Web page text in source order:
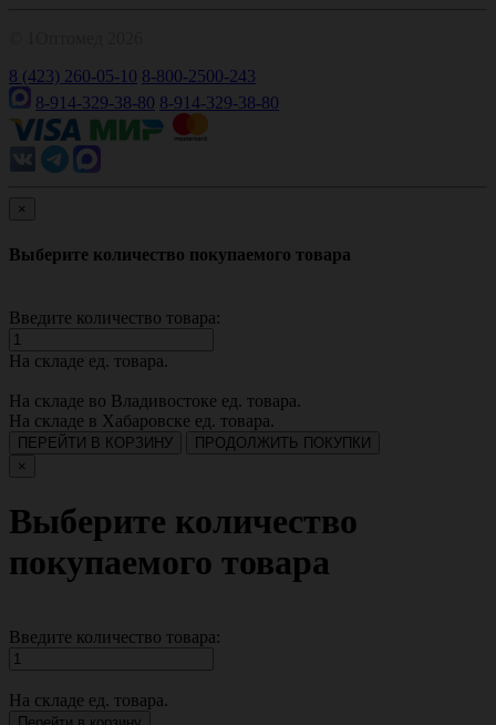
8 (423) 260-05-10 8-800-2500-243
8-914-329-38-80 8-914-329-38-80
×
Выберите количество покупаемого товара
Введите количество товара:
На складе ед. товара.
На складе во Владивостоке ед. товара.
На складе в Хабаровске ед. товара.
ПЕРЕЙТИ В КОРЗИНУ
ПРОДОЛЖИТЬ ПОКУПКИ
×
Выберите количество
покупаемого товара
Введите количество товара:
На складе ед. товара.